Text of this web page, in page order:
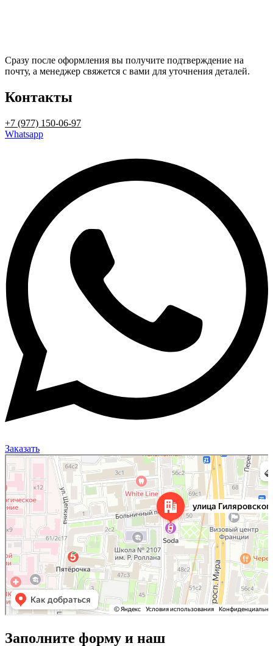
Сразу после оформления вы получите подтверждение на
почту, а менеджер свяжется с вами для уточнения деталей.
Контакты
+7 (977) 150-06-97
Whatsapp
Заказать
Москва
Улица Гиляровского, 50 на карте Москвы, ближайшее метро Проспект Мира —
Яндекс Карты
Заполните форму и наш